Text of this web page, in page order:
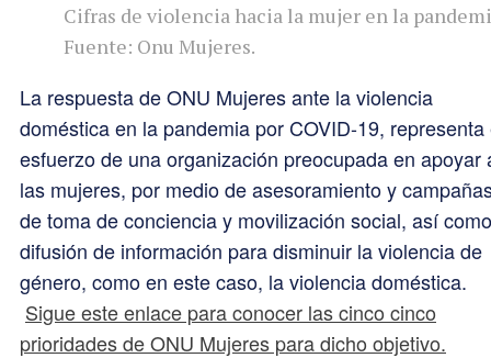
Cifras de violencia hacia la mujer en la
Fuente: Onu Mujeres.
La respuesta de ONU Mujeres ante la violencia
doméstica en la pandemia por COVID-19, representa
esfuerzo de una organización preocupada en apoyar
las mujeres, por medio de asesoramiento y
de toma de conciencia y movilización social, así
difusión de información para disminuir la violencia de
género, como en este caso, la violencia doméstica.
Sigue este enlace para conocer las cinco cinco
prioridades de ONU Mujeres para dicho objetivo.